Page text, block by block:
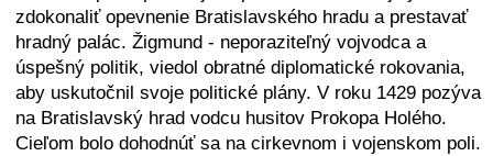
zdokonaliť opevnenie Bratislavského hradu a prestavať
hradný palác. Žigmund - neporaziteľný vojvodca a
úspešný politik, viedol obratné diplomatické rokovania,
aby uskutočnil svoje politické plány. V roku 1429 pozýva
na Bratislavský hrad vodcu husitov Prokopa Holého.
Cieľom bolo dohodnúť sa na cirkevnom i vojenskom poli.